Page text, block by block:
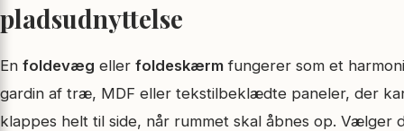
pladsudnyttelse
En foldevæg eller foldeskærm fungerer som et
gardin af træ, MDF eller tekstilbeklædte paneler, der
klappes helt til side, når rummet skal åbnes op. Vælger